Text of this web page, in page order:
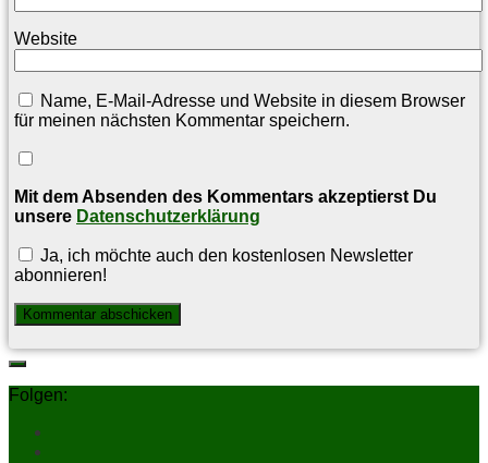
Website
Name, E-Mail-Adresse und Website in diesem Browser
für meinen nächsten Kommentar speichern.
Mit dem Absenden des Kommentars akzeptierst Du
unsere Datenschutzerklärung
Ja, ich möchte auch den kostenlosen Newsletter
abonnieren!
Folgen: